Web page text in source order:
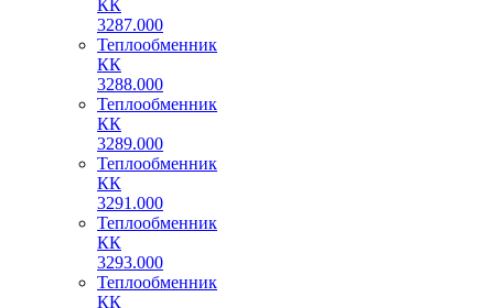
КК
3287.000
Теплообменник
КК
3288.000
Теплообменник
КК
3289.000
Теплообменник
КК
3291.000
Теплообменник
КК
3293.000
Теплообменник
КК